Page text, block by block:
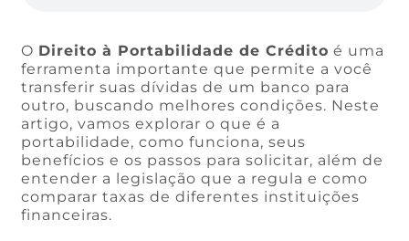
O Direito à Portabilidade de Crédito é uma
ferramenta importante que permite a você
transferir suas dívidas de um banco para
outro, buscando melhores condições. Neste
artigo, vamos explorar o que é a
portabilidade, como funciona, seus
benefícios e os passos para solicitar, além de
entender a legislação que a regula e como
comparar taxas de diferentes instituições
financeiras.